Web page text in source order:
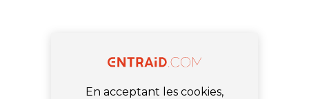
En acceptant les cookies,